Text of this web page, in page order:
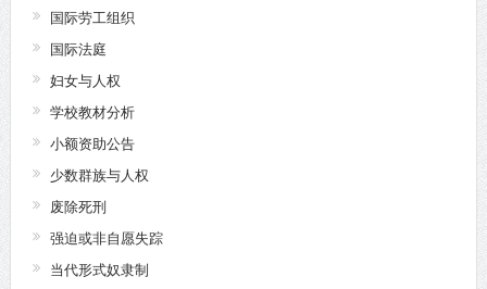
国际劳工组织
国际法庭
妇女与人权
学校教材分析
小额资助公告
少数群族与人权
废除死刑
强迫或非自愿失踪
当代形式奴隶制